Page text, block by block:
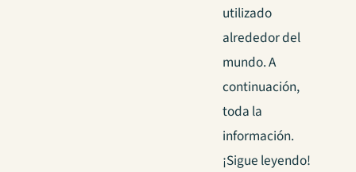
utilizado
alrededor del
mundo. A
continuación,
toda la
información.
¡Sigue leyendo!